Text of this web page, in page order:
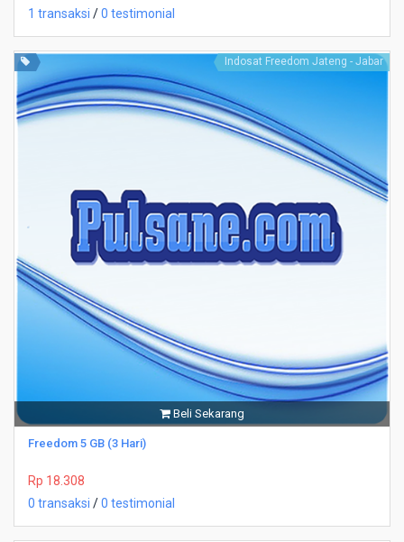
1 transaksi /0 testimonial
Indosat Freedom Jateng - Jabar
Beli Sekarang
Freedom 5 GB (3 Hari)
Rp 18.308
0 transaksi /0 testimonial